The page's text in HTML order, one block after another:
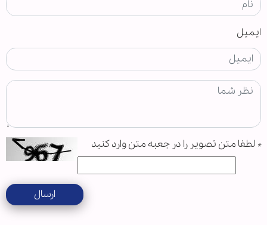
ایمیل
* لطفا متن تصویر را در جعبه متن وارد کنید
ارسال